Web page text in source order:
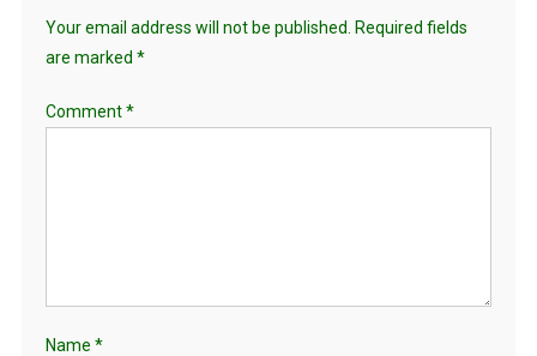
Your email address will not be published.
Required fields
are marked *
Comment*
Name *